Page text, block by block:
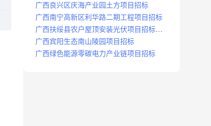
广西良兴区庆海产业园土方项目招标
广西南宁高新区利华路二期工程项目招标
广西扶绥县农户屋顶安装光伏项目招标公
告
广西宾阳生态南山陵园项目招标
广西绿色能源零碳电力产业链项目招标